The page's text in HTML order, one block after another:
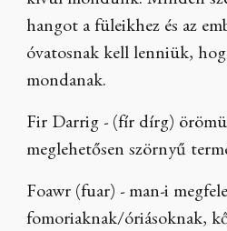
hangot a füleikhez és az
óvatosnak kell lenniük,
mondanak.
Fir Darrig - (fír dírg)
meglehetősen szörnyű
Foawr (fuar) - man-i
fomoriaknak/óriásoknak,